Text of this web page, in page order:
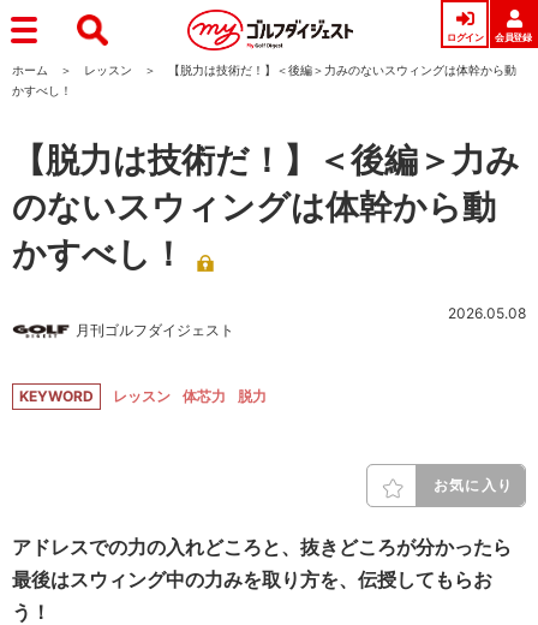
ログイン 会員登録
ホーム レッスン
【脱力は技術だ！】＜後編＞力みのないスウィングは体幹から動
かすべし！
【脱力は技術だ！】＜後編＞力み
のないスウィングは体幹から動
かすべし！
月刊ゴルフダイジェスト
2026.05.08
KEYWORD レッスン 体芯力 脱力
お気に入り
アドレスでの力の入れどころと、抜きどころが分かったら
最後はスウィング中の力みを取り方を、伝授してもらお
う！